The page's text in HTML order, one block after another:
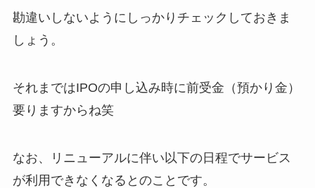
勘違いしないようにしっかりチェックしておきま
しょう。
それまではIPOの申し込み時に前受金（預かり金）
要りますからね笑
なお、リニューアルに伴い以下の日程でサービス
が利用できなくなるとのことです。